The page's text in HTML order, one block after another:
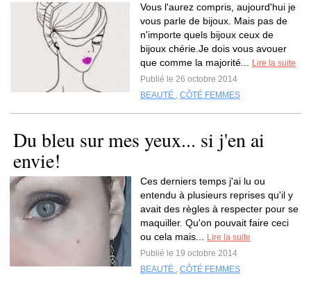
Vous l'aurez compris, aujourd'hui je
vous parle de bijoux. Mais pas de
n'importe quels bijoux ceux de
bijoux chérie.Je dois vous avouer
que comme la majorité...
Lire la suite
Publié le 26 octobre 2014
BEAUTÉ , CÔTÉ FEMMES
Du bleu sur mes yeux... si j'en ai
envie!
Ces derniers temps j'ai lu ou
entendu à plusieurs reprises qu'il y
avait des règles à respecter pour se
maquiller. Qu'on pouvait faire ceci
ou cela mais...
Lire la suite
Publié le 19 octobre 2014
BEAUTÉ , CÔTÉ FEMMES